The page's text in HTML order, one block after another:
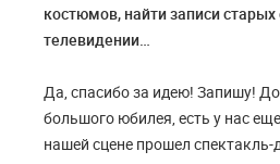
костюмов, найти записи старых
телевидении…
Да, спасибо за идею! Запишу!
большого юбилея, есть у нас
нашей сцене прошел спектакль-